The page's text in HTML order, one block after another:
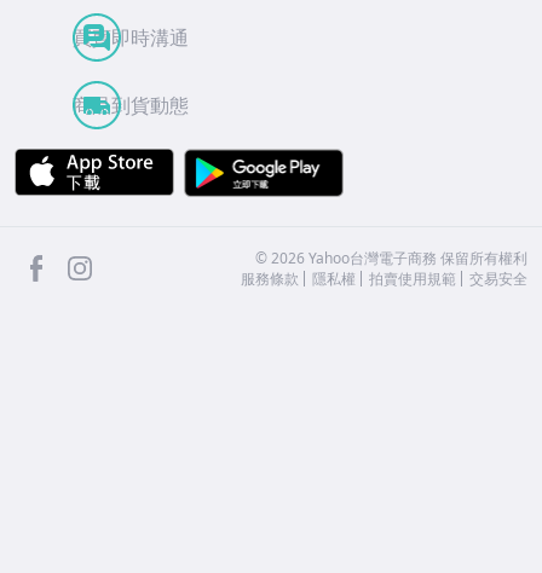
買賣即時溝通
商品到貨動態
APP Store
facebook ©2026 Yahoo台灣電子商務 保留所有權利
服務條款
隱私權 拍賣使用規範 交易安全